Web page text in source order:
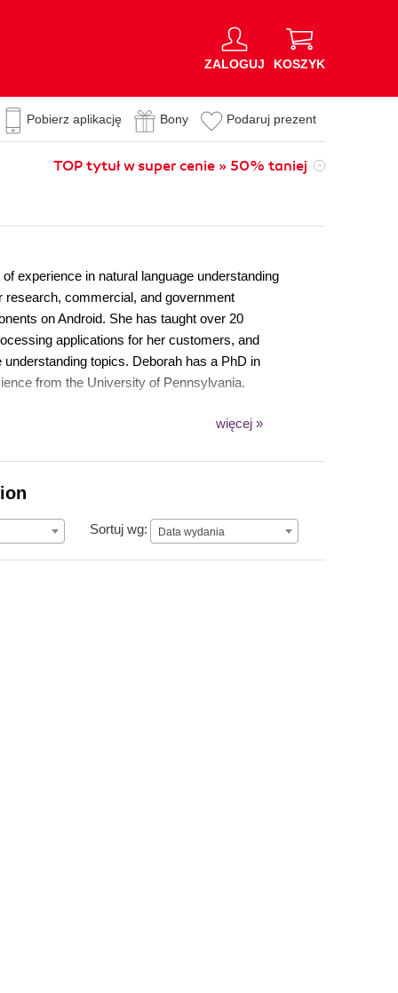
ZALOGUJ KOSZYK
Pobierz aplikację Bony Podaruj prezent
TOP tytuł w super cenie » 50% taniej
experience in natural language understanding
commercial, and government
on Android. She has taught over 20
applications for her customers, and
topics. Deborah has a PhD in
from the University of Pennsylvania.
więcej »
Sortuj wg: Data wydania
Data wydania